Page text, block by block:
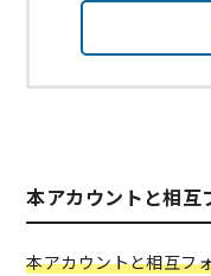
本アカウントと相互
本アカウントと相互フ